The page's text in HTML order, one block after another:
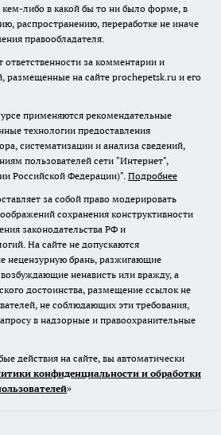
либо в какой бы то ни было форме, в
распространению, переработке не иначе
правообладателя.
ответственности за комментарии и
размещенные на сайте prochepetsk.ru и его
применяются рекомендательные
технологии предоставления
систематизации и анализа сведений,
пользователей сети "Интернет",
Российской Федерации)". Подробнее
за собой право модерировать
сохранения конструктивности
законодательства РФ и
На сайте не допускаются
нецензурную брань, разжигающие
ненависть или вражду, а
достоинства, размещение ссылок не
не соблюдающих эти требования,
в надзорные и правоохранительные
действия на сайте, вы автоматически
конфиденциальности и обработки
»